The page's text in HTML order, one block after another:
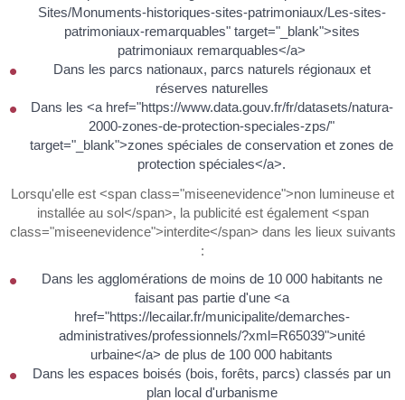
Sites/Monuments-historiques-sites-patrimoniaux/Les-sites-
patrimoniaux-remarquables" target="_blank">sites
patrimoniaux remarquables</a>
Dans les parcs nationaux, parcs naturels régionaux et
réserves naturelles
Dans les <a href="https://www.data.gouv.fr/fr/datasets/natura-
2000-zones-de-protection-speciales-zps/"
target="_blank">zones spéciales de conservation et zones de
protection spéciales</a>.
Lorsqu'elle est <span class="miseenevidence">non lumineuse et
installée au sol</span>, la publicité est également <span
class="miseenevidence">interdite</span> dans les lieux suivants
:
Dans les agglomérations de moins de 10 000 habitants ne
faisant pas partie d'une <a
href="https://lecailar.fr/municipalite/demarches-
administratives/professionnels/?xml=R65039">unité
urbaine</a> de plus de 100 000 habitants
Dans les espaces boisés (bois, forêts, parcs) classés par un
plan local d'urbanisme